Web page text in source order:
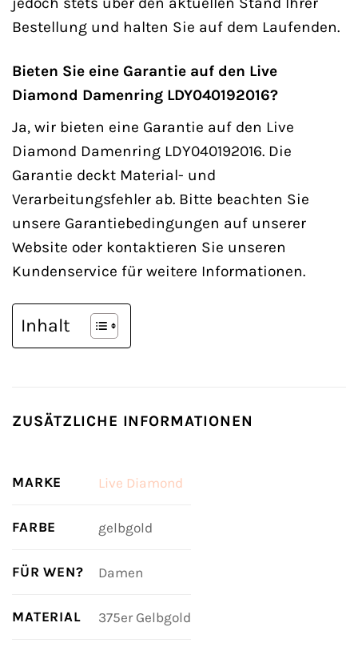
Bestellung und halten Sie auf dem Laufenden.
Bieten Sie eine Garantie auf den Live
Diamond Damenring LDY040192016?
Ja, wir bieten eine Garantie auf den Live
Diamond Damenring LDY040192016. Die
Garantie deckt Material- und
Verarbeitungsfehler ab. Bitte beachten Sie
unsere Garantiebedingungen auf unserer
Website oder kontaktieren Sie unseren
Kundenservice für weitere Informationen.
Inhalt
ZUSÄTZLICHE INFORMATIONEN
MARKE Live Diamond
FARBE gelbgold
FÜR WEN? Damen
MATERIAL 375er Gelbgold